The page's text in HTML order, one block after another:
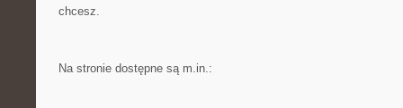
chcesz.
Na stronie dostępne są m.in.: